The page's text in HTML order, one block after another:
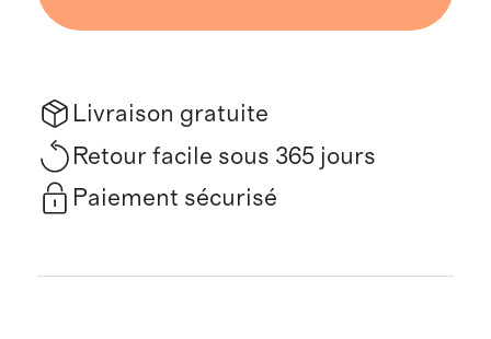
Livraison gratuite
Retour facile sous 365 jours
Paiement sécurisé